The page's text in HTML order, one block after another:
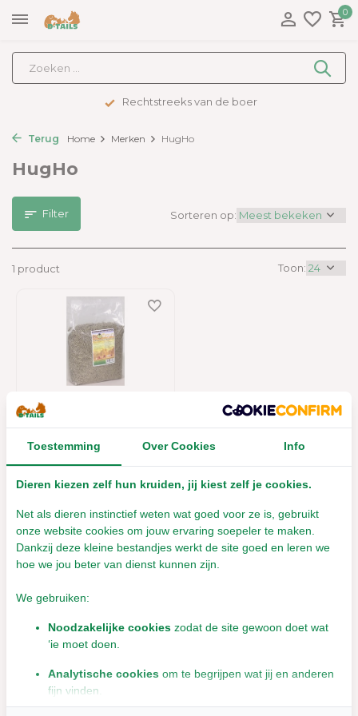
0
Rechtstreeks van de boer
Terug Home Merken HugHo
HugHo
Filter
1 product Toon:
Sorteren op:
HugHo Cavia
Kruidenbrok - 4.5 kilo
Leverbaar met 1- 2 werkdagen
€26,60
WELKOM bij D-Tails
staart, je dier is het waard!
Toestemming Over Cookies Info
Dieren kiezen zelf hun kruiden, jij kiest zelf je cookies.
Net als dieren instinctief weten wat goed voor ze is, gebruikt
onze website cookies om jouw ervaring soepeler te maken.
Dankzij deze kleine bestandjes werkt de site goed en leren we
hoe we jou beter van dienst kunnen zijn.
We gebruiken:
Noodzakelijke cookies zodat de site gewoon doet wat
‘ie moet doen.
Analytische cookies om te begrijpen wat jij en anderen
fijn vinden.